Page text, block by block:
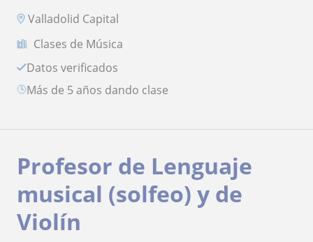
Valladolid Capital
Clases de Música
Datos verificados
más de 5 años dando clase
Profesor de Lenguaje
musical (solfeo) y de
Violín